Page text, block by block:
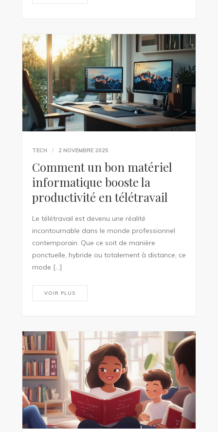
TECH 2 NOVEMBRE 2025
Comment un bon matériel
informatique booste la
productivité en télétravail
Le télétravail est devenu une réalité
incontournable dans le monde professionnel
contemporain. Que ce soit de manière
ponctuelle, hybride ou totalement à distance, ce
mode […]
VOIR PLUS